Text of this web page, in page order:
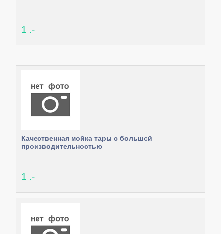
1 .-
Качественная мойка тары с большой
производительностью
1 .-